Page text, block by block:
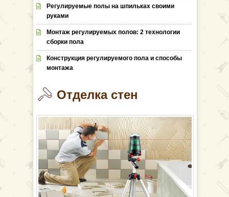
Регулируемые полы на шпильках своими
руками
Монтаж регулируемых полов: 2 технологии
сборки пола
Конструкция регулируемого пола и способы
монтажа
Отделка стен